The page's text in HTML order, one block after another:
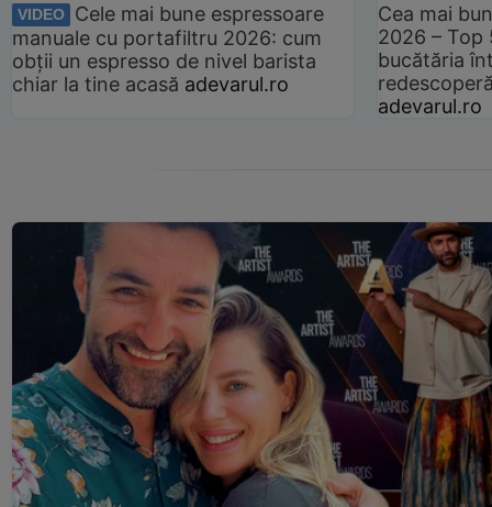
VIDEO
Cele mai bune espressoare
manuale cu portafiltru 2026: cum
obții un espresso de nivel barista
chiar la tine acasă adevarul.ro
Cea mai
2026 –
bucătăria
adevarul.ro